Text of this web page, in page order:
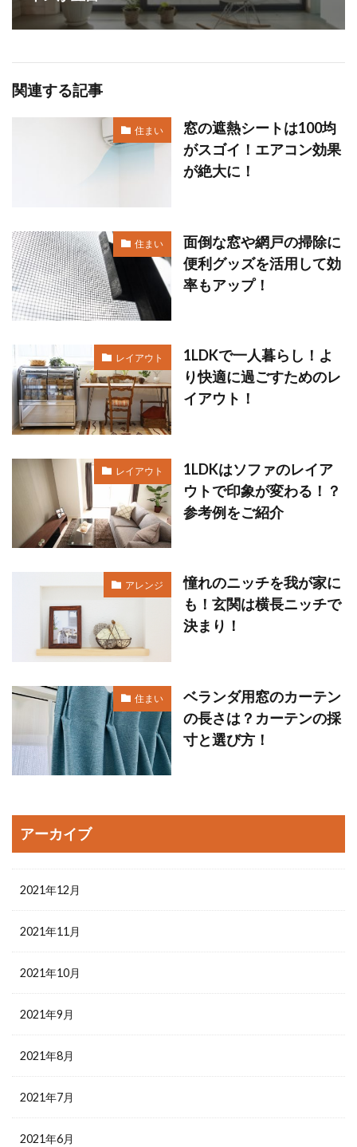
関連する記事
住まい
窓の遮熱シートは100均
がスゴイ！エアコン効果
が絶大に！
住まい
面倒な窓や網戸の掃除に
便利グッズを活用して効
率もアップ！
レイアウト
1LDKで一人暮らし！よ
り快適に過ごすためのレ
イアウト！
レイアウト
1LDKはソファのレイア
ウトで印象が変わる！？
参考例をご紹介
アレンジ
憧れのニッチを我が家に
も！玄関は横長ニッチで
決まり！
住まい
ベランダ用窓のカーテン
の長さは？カーテンの採
寸と選び方！
アーカイブ
2021年12月
2021年11月
2021年10月
2021年9月
2021年8月
2021年7月
2021年6月